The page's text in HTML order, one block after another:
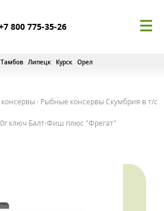
800 775-35-26
Тамбов Липецк Курск Орел
· Рыбные консервы Скумбрия в т/с
ключ Балт-Фиш плюс "Фрегат"